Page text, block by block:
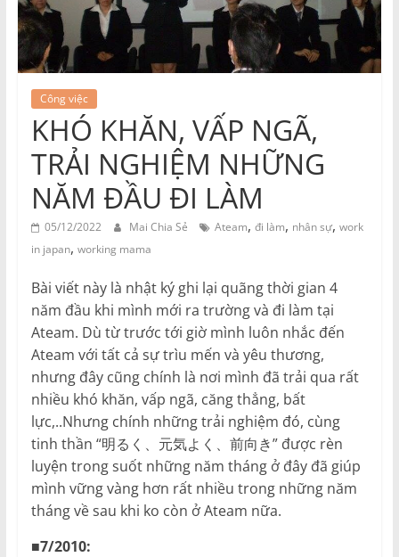
Công việc
KHÓ KHĂN, VẤP NGÃ,
TRẢI NGHIỆM NHỮNG
NĂM ĐẦU ĐI LÀM
05/12/2022 Mai Chia Sẻ Ateam, đi làm, nhân sự, work
in japan, working mama
Bài viết này là nhật ký ghi lại quãng thời gian 4
năm đầu khi mình mới ra trường và đi làm tại
Ateam. Dù từ trước tới giờ mình luôn nhắc đến
Ateam với tất cả sự trìu mến và yêu thương,
nhưng đây cũng chính là nơi mình đã trải qua rất
nhiều khó khăn, vấp ngã, căng thẳng, bất
lực,..Nhưng chính những trải nghiệm đó, cùng
tinh thần “明るく、元気よく、前向き” được rèn
luyện trong suốt những năm tháng ở đây đã giúp
mình vững vàng hơn rất nhiều trong những năm
tháng về sau khi ko còn ở Ateam nữa.
■7/2010: